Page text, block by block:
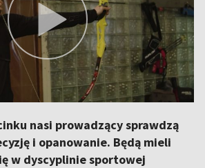
nasi prowadzący sprawdzą
i opanowanie. Będą mieli
w dyscyplinie sportowej